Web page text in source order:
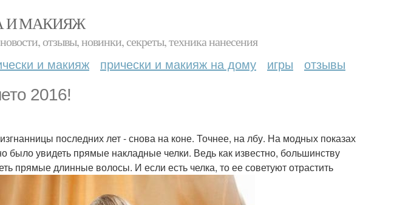
И МАКИЯЖ
отзывы, новинки, секреты, техника нанесения
и макияж прически и макияж на дому игры отзывы
2016!
последних лет - снова на коне. Точнее, на лбу. На модных показах
было увидеть прямые накладные челки. Ведь как известно, большинству
прямые длинные волосы. И если есть челка, то ее советуют отрастить